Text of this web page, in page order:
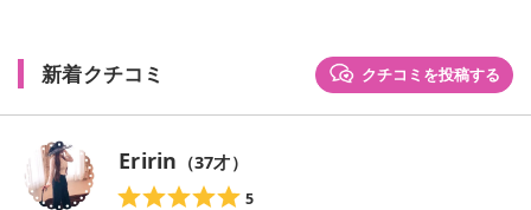
新着クチコミ クチコミを投稿する
Eririn （37才）
5